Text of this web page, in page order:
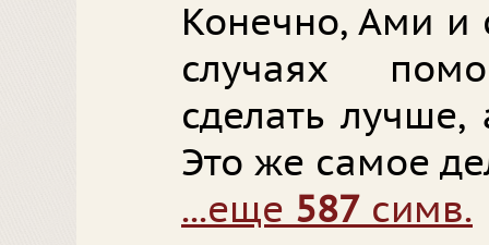
Конечно, Ами и
случаях
сделать
Это же самое
...еще 587 симв.